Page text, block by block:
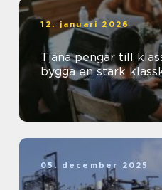
12. januari 2026
Tjäna pengar till
bygga en stark
05. december 2025